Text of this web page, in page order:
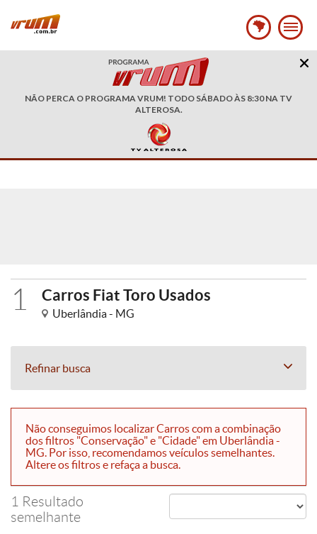
NÃO PERCA O PROGRAMA VRUM! TODO SÁBADO ÀS 8:30 NA TV
ALTEROSA.
1 Carros Fiat Toro Usados
Uberlândia - MG
Refinar busca
Não conseguimos localizar Carros com a combinação
dos filtros "Conservação" e "Cidade" em Uberlândia -
MG. Por isso, recomendamos veículos semelhantes.
Altere os filtros e refaça a busca.
1 Resultado
semelhante